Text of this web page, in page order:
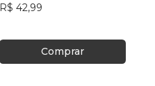
R$ 42,99
Comprar